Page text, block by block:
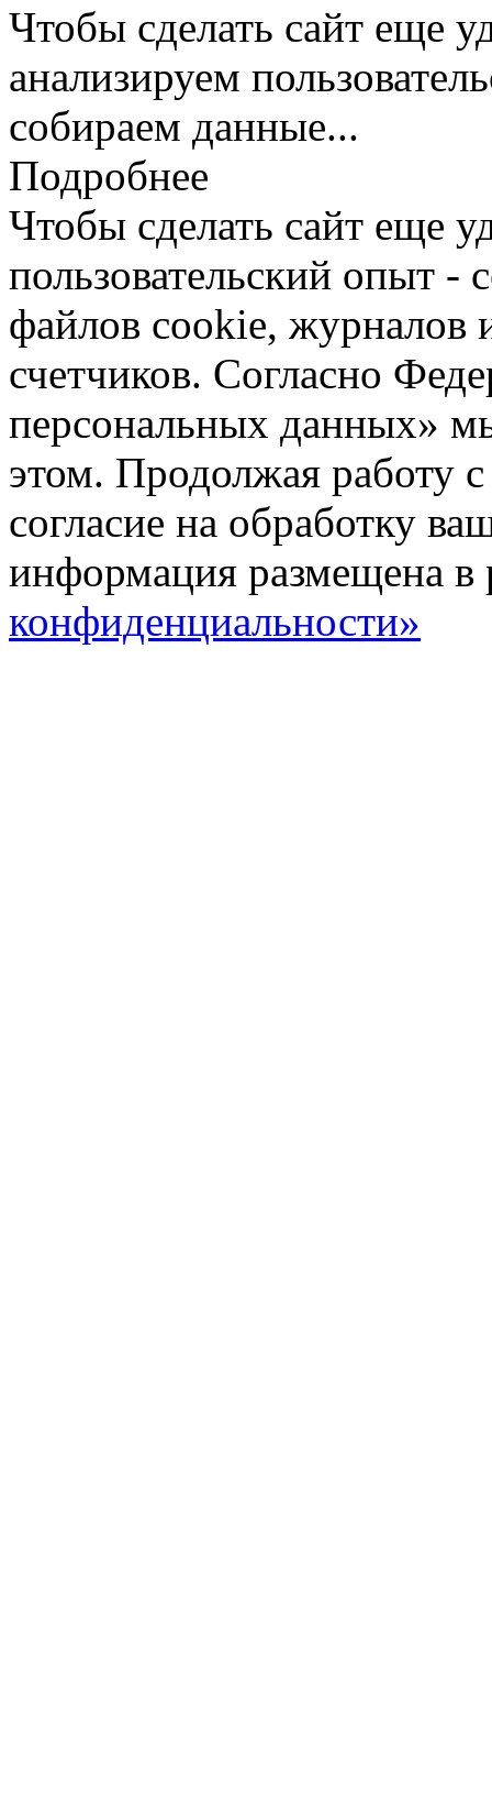
Чтобы сделать сайт еще
анализируем
собираем данные...
Подробнее
Чтобы сделать сайт еще
пользовательский опыт
файлов cookie, журналов
счетчиков. Согласно
персональных данных»
этом. Продолжая работу
согласие на обработку
информация размещена в
конфиденциальности»